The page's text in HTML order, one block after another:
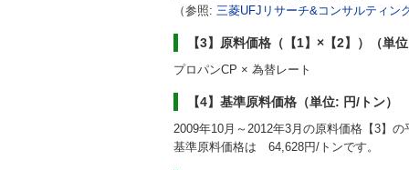
（参照: 三菱UFJリサーチ&コンサルティン
【3】原料価格（【1】×【2】）（単
プロパンCP × 為替レート
【4】基準原料価格（単位: 円/トン）
2009年10月～2012年3月の原料価格【3】
基準原料価格は 64,628円/トンです。